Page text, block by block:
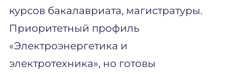
курсов бакалавриата, магистратуры.
Приоритетный профиль
«Электроэнергетика и
электротехника», но готовы